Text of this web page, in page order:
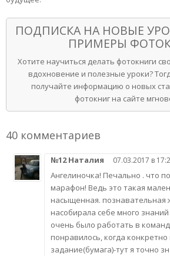
ПОДПИСКА НА НОВЫЕ
ПРИМЕРЫ
Хотите научиться делать фотокниги
вдохновение и полезные уроки?
получайте информацию о новых
фотокниг на сайте
40 комментариев
№12 Наталия 07.03.2017 в
Ангелиночка! Печально . что
марафон! Ведь это такая
насыщенная. познавательная
насобирала себе много
очень было работать в
понравилось, когда
задание(бумага)-тут я точно